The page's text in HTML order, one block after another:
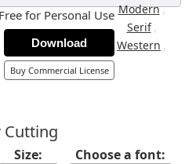
Modern,
Serif ,
Western ,
Free for Personal Use
Download
Buy Commercial License
Cutting
Size: Choose a font: